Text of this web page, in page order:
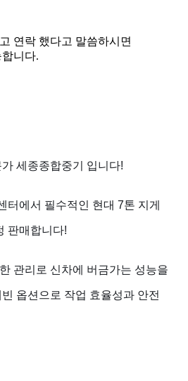
연락 했다고 말씀하시면
니다.
세종종합중기 입니다!
터에서 필수적인 현대 7톤 지게
판매합니다!
관리로 신차에 버금가는 성능을
옵션으로 작업 효율성과 안전